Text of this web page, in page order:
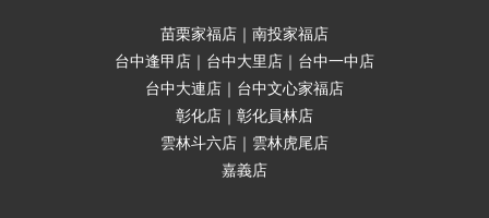
苗栗家福店｜南投家福店
台中逢甲店｜台中大里店｜台中一中店
台中大連店｜台中文心家福店
彰化店｜彰化員林店
雲林斗六店｜雲林虎尾店
嘉義店